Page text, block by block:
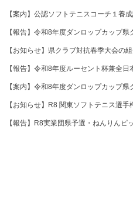
【案内】公認ソフトテニスコーチ１養
【報告】令和8年度ダンロップカップ
【お知らせ】県クラブ対抗春季大会の
【報告】令和8年度ルーセント杯兼全
【案内】令和8年度ダンロップカップ
【お知らせ】R8 関東ソフトテニス選
【報告】R8実業団県予選・ねんりん